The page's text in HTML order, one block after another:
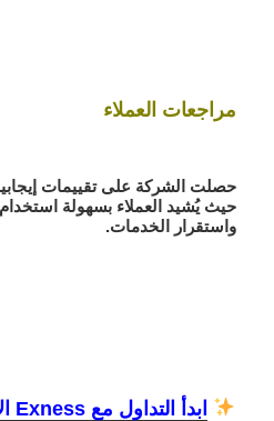
مراجعات العملاء
حصلت الشركة على تقييمات
حيث يُشيد العملاء بسهولة
واستقرار الخدمات.
ابدأ التداول مع Exness الآن